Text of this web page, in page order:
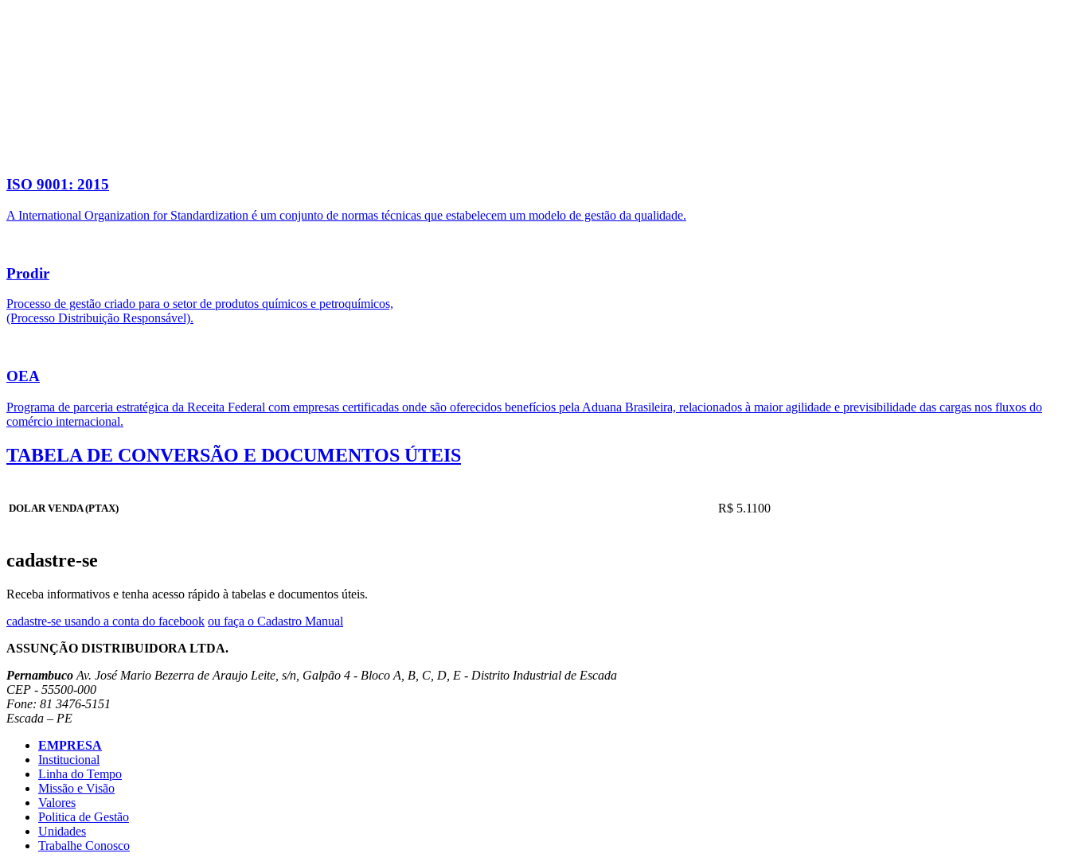
ISO 9001: 2015
A International Organization for Standardization é um conjunto de normas técnicas que estabelecem um modelo de gestão da qualidade.
Prodir
Processo de gestão criado para o setor de produtos químicos e petroquímicos,
(Processo Distribuição Responsável).
OEA
Programa de parceria estratégica da Receita Federal com empresas certificadas onde são oferecidos benefícios pela Aduana Brasileira, relacionados à maior agilidade e previsibilidade das cargas nos fluxos do
comércio internacional.
TABELA DE CONVERSÃO E DOCUMENTOS ÚTEIS
DOLAR VENDA (PTAX) R$ 5.1100
cadastre-se
Receba informativos e tenha acesso rápido à tabelas e documentos úteis.
cadastre-se usando a conta do facebook ou faça o Cadastro Manual
ASSUNÇÃO DISTRIBUIDORA LTDA.
Pernambuco Av. José Mario Bezerra de Araujo Leite, s/n, Galpão 4 - Bloco A, B, C, D, E - Distrito Industrial de Escada
CEP - 55500-000
Fone: 81 3476-5151
Escada – PE
EMPRESA
Institucional
Linha do Tempo
Missão e Visão
Valores
Politica de Gestão
Unidades
Trabalhe Conosco